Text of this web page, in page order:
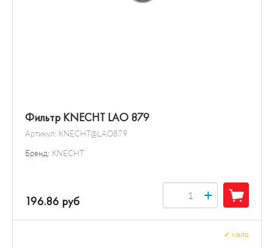
Фильтр KNECHT LAO 879
Артикул: KNECHT@LAO879
Бренд: KNECHT
196.86 руб +
мало